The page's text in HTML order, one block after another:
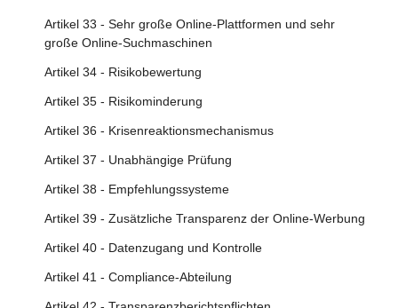
Artikel 33 - Sehr große Online-Plattformen und sehr
große Online-Suchmaschinen
Artikel 34 - Risikobewertung
Artikel 35 - Risikominderung
Artikel 36 - Krisenreaktionsmechanismus
Artikel 37 - Unabhängige Prüfung
Artikel 38 - Empfehlungssysteme
Artikel 39 - Zusätzliche Transparenz der Online-Werbung
Artikel 40 - Datenzugang und Kontrolle
Artikel 41 - Compliance-Abteilung